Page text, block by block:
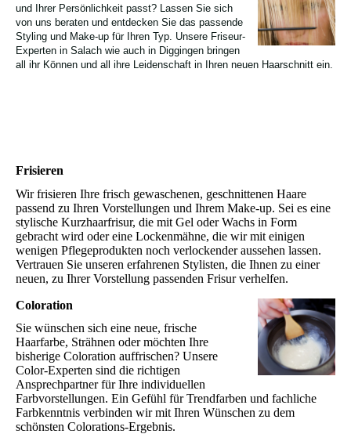
und Ihrer Persönlichkeit passt? Lassen Sie sich
von uns beraten und entdecken Sie das passende
Styling und Make-up für Ihren Typ. Unsere Friseur-
Experten in Salach wie auch in Diggingen bringen
all ihr Können und all ihre Leidenschaft in Ihren neuen Haarschnitt ein.
Frisieren
Wir frisieren Ihre frisch gewaschenen, geschnittenen Haare
passend zu Ihren Vorstellungen und Ihrem Make-up. Sei es eine
stylische Kurzhaarfrisur, die mit Gel oder Wachs in Form
gebracht wird oder eine Lockenmähne, die wir mit einigen
wenigen Pflegeprodukten noch verlockender aussehen lassen.
Vertrauen Sie unseren erfahrenen Stylisten, die Ihnen zu einer
neuen, zu Ihrer Vorstellung passenden Frisur verhelfen.
Coloration
Sie wünschen sich eine neue, frische
Haarfarbe, Strähnen oder möchten Ihre
bisherige Coloration auffrischen? Unsere
Color-Experten sind die richtigen
Ansprechpartner für Ihre individuellen
Farbvorstellungen. Ein Gefühl für Trendfarben und fachliche
Farbkenntnis verbinden wir mit Ihren Wünschen zu dem
schönsten Colorations-Ergebnis.